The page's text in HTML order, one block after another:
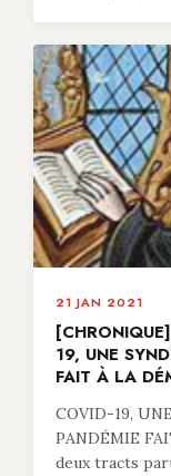
21 JAN 2021
19, UNE
FAIT À LA
COVID-19,
PANDÉMIE
deux tracts